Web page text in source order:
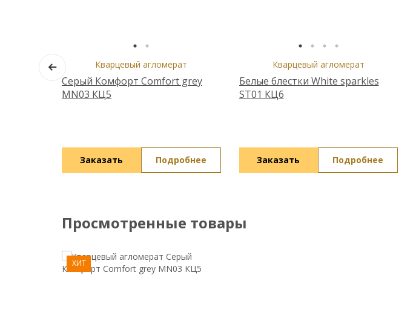
Кварцевый агломерат
Серый Комфорт Comfort grey
MN03 КЦ5
Заказать Подробнее
Кварцевый агломерат
Белые блестки White sparkles
ST01 КЦ6
Заказать Подробнее
Просмотренные товары
ХИТ